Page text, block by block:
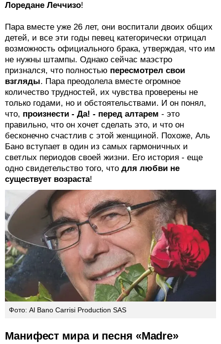
Лоредане Леччизо!
Пара вместе уже 26 лет, они воспитали двоих общих
детей, и все эти годы певец категорически отрицал
возможность официального брака, утверждая, что им
не нужны штампы. Однако сейчас маэстро
признался, что полностью пересмотрел свои
взгляды. Пара преодолела вместе огромное
количество трудностей, их чувства проверены не
только годами, но и обстоятельствами. И он понял,
что, произнести - Да! - перед алтарем - это
правильно, что он хочет сделать это, и что он
бесконечно счастлив с этой женщиной. Похоже, Аль
Бано вступает в один из самых гармоничных и
светлых периодов своей жизни. Его история - еще
одно свидетельство того, что для любви не
существует возраста!
Фото: Al Bano Carrisi Production SAS
Манифест мира и песня «Madre»